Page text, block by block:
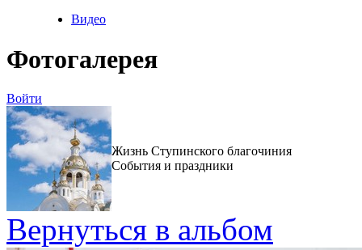
Видео
Фотогалерея
Войти
Жизнь Ступинского благочиния
События и праздники
Вернуться в альбом